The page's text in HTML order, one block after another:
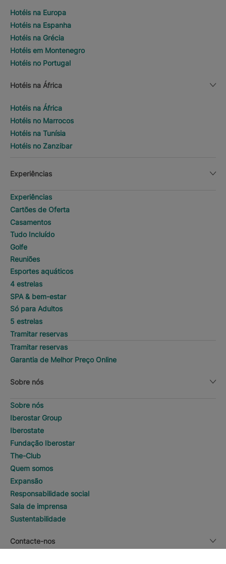
Hotéis na Europa
Hotéis na Espanha
Hotéis na Grécia
Hotéis em Montenegro
Hotéis no Portugal
Hotéis na África
Hotéis na África
Hotéis no Marrocos
Hotéis na Tunísia
Hotéis no Zanzibar
Experiências
Experiências
Cartões de Oferta
Casamentos
Tudo Incluído
Golfe
Reuniões
Esportes aquáticos
4 estrelas
SPA & bem-estar
Só para Adultos
5 estrelas
Tramitar reservas
Tramitar reservas
Garantia de Melhor Preço Online
Sobre nós
Sobre nós
Iberostar Group
Iberostate
Fundação Iberostar
The-Club
Quem somos
Expansão
Responsabilidade social
Sala de imprensa
Sustentabilidade
Contacte-nos